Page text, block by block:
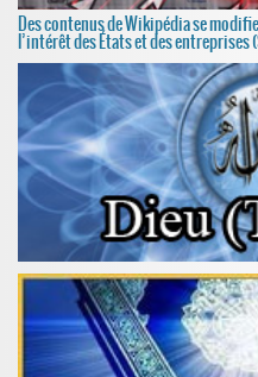
Des contenus de Wikipédia se
l’intérêt des États et des entreprises